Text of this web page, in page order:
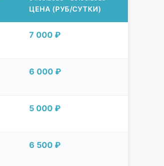
ЦЕНА (РУБ/СУТКИ)
7 000 ₽
6 000 ₽
5 000 ₽
6 500 ₽